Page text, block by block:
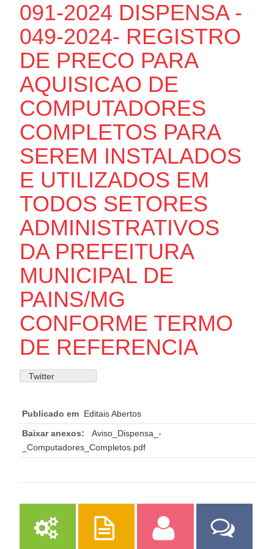
091-2024 DISPENSA -
049-2024- REGISTRO
DE PRECO PARA
AQUISICAO DE
COMPUTADORES
COMPLETOS PARA
SEREM INSTALADOS
E UTILIZADOS EM
TODOS SETORES
ADMINISTRATIVOS
DA PREFEITURA
MUNICIPAL DE
PAINS/MG
CONFORME TERMO
DE REFERENCIA
Twitter
Publicado em Editais Abertos
Baixar anexos:
Aviso_Dispensa_-
_Computadores_Completos.pdf